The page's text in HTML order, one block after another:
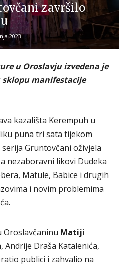
završilo
2023.
u Oroslavju izvedena je
manifestacije
kazališta Kerempuh u
puna tri sata tijekom
Gruntovčani oživjela
nezaboravni likovi Dudeka
Matule, Babice i drugih
i novim problemima
Oroslavčaninu Matiji
Andrije Draša Katalenića,
publici i zahvalio na